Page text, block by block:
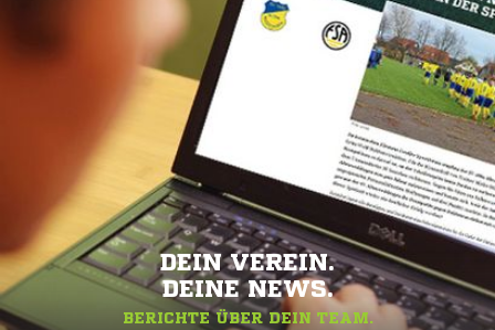
DEIN VEREIN.
DEINE NEWS.
BERICHTE ÜBER DEIN TEAM.